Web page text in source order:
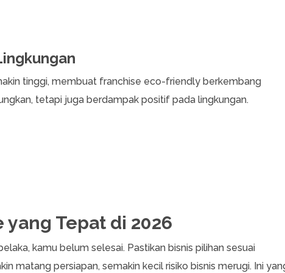
tinggi, membuat franchise eco-friendly berkembang
tetapi juga berdampak positif pada lingkungan.
Tepat di 2026
kamu belum selesai. Pastikan bisnis pilihan sesuai
matang persiapan, semakin kecil risiko bisnis merugi. Ini